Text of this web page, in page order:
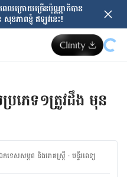
េលក្រោយ​ច្រើនប៉ុណ្ណាក៏បាន
ភាពខ្ញុំ ឥឡូវនេះ!
ភេទ១ត្រូវដឹង មុន​
កទេសសម្ភព និងរោគស្ត្រី ·ម​ន្ទីរពេទ្យ